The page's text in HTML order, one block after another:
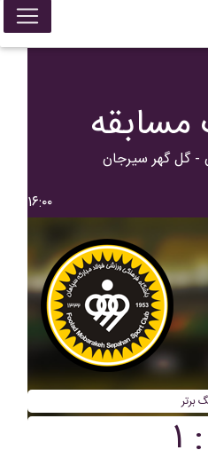
- گل گهر سیرجان
۱۶:۰۰
برتر